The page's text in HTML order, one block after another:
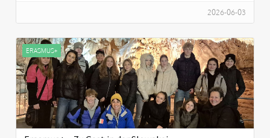
2026-06-03
ERASMUS+